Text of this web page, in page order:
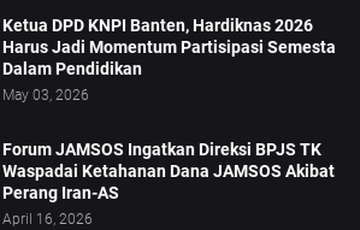
Ketua DPD KNPI Banten, Hardiknas 2026
Harus Jadi Momentum Partisipasi Semesta
Dalam Pendidikan
May 03, 2026
Forum JAMSOS Ingatkan Direksi BPJS TK
Waspadai Ketahanan Dana JAMSOS Akibat
Perang Iran-AS
April 16, 2026